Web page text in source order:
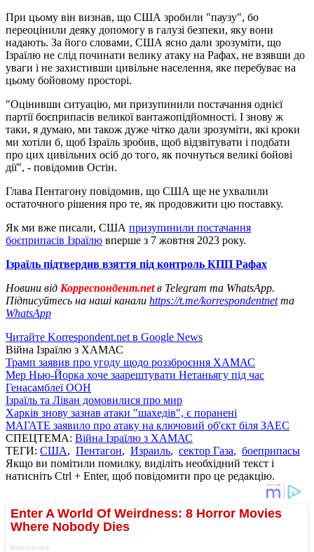
При цьому він визнав, що США зробили "паузу", бо
переоцінили деяку допомогу в галузі безпеки, яку вони
надають. За його словами, США ясно дали зрозуміти, що
Ізраїлю не слід починати велику атаку на Рафах, не взявши до
уваги і не захистивши цивільне населення, яке перебуває на
цьому бойовому просторі.
"Оцінивши ситуацію, ми призупинили постачання однієї
партії боєприпасів великої вантажопідйомності. І знову ж
таки, я думаю, ми також дуже чітко дали зрозуміти, які кроки
ми хотіли б, щоб Ізраїль зробив, щоб відзвітувати і подбати
про цих цивільних осіб до того, як почнуться великі бойові
дії", - повідомив Остін.
Глава Пентагону повідомив, що США ще не ухвалили
остаточного рішення про те, як продовжити цю поставку.
Як ми вже писали, США призупинили постачання
боєприпасів Ізраїлю вперше з 7 жовтня 2023 року.
Ізраїль підтвердив взяття під контроль КПП Рафах
Новини від Корреспондент.netв Telegram та WhatsApp.
Підписуйтесь на наші канали https://t.me/korrespondentnetта
WhatsApp
Читайте Korrespondent.net в Google News
Війна Ізраїлю з ХАМАС
Трамп заявив про угоду щодо роззброєння ХАМАС
Мер Нью-Йорка хоче заарештувати Нетаньягу під час
Генасамблеї ООН
Ізраїль та Ліван домовилися про мир
Харків знову зазнав атаки "шахедів", є поранені
МАГАТЕ заявило про атаку на ключовий об'єкт біля ЗАЕС
СПЕЦТЕМА: Війна Ізраїлю з ХАМАС
ТЕГИ: США, Пентагон, Израиль, сектор Газа, боеприпасы
Якщо ви помітили помилку, виділіть необхідний текст і
натисніть Ctrl + Enter, щоб повідомити про це редакцію.